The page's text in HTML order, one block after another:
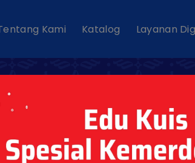
Kami Katalog Layanan
Katalog